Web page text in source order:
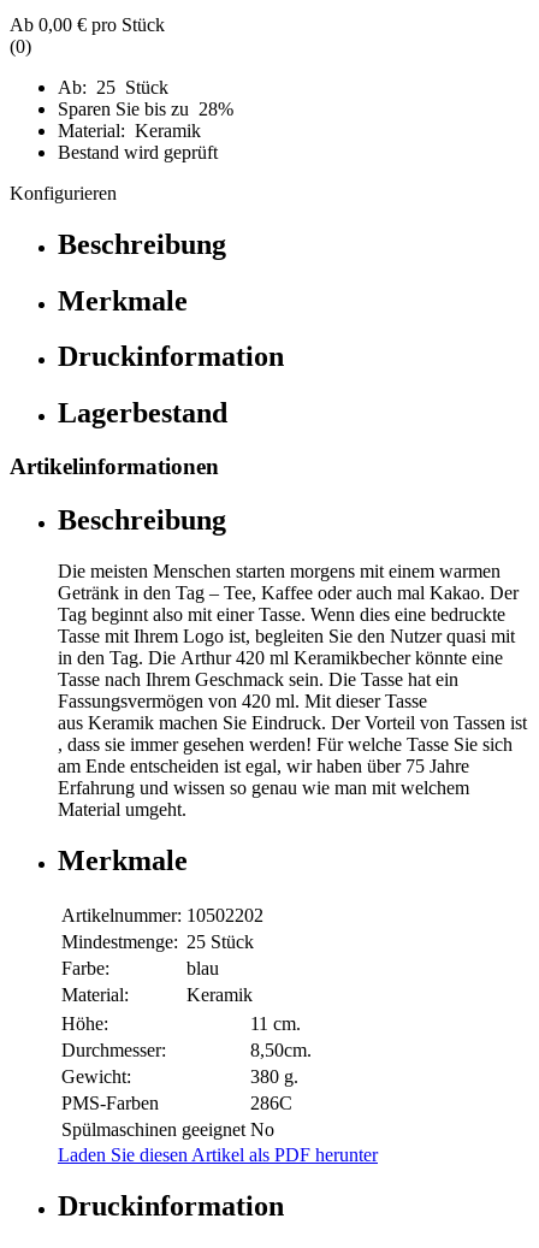
Ab 0,00 € pro Stück
(0)
Ab: 25 Stück
Sparen Sie bis zu 28%
Material: Keramik
Bestand wird geprüft
Konfigurieren
Beschreibung
Merkmale
Druckinformation
Lagerbestand
Artikelinformationen
Beschreibung
Die meisten Menschen starten morgens mit einem warmen
Getränk in den Tag – Tee, Kaffee oder auch mal Kakao. Der
Tag beginnt also mit einer Tasse. Wenn dies eine bedruckte
Tasse mit Ihrem Logo ist, begleiten Sie den Nutzer quasi mit
in den Tag. Die Arthur 420 ml Keramikbecher könnte eine
Tasse nach Ihrem Geschmack sein. Die Tasse hat ein
Fassungsvermögen von 420 ml. Mit dieser Tasse
aus Keramik machen Sie Eindruck. Der Vorteil von Tassen ist
, dass sie immer gesehen werden! Für welche Tasse Sie sich
am Ende entscheiden ist egal, wir haben über 75 Jahre
Erfahrung und wissen so genau wie man mit welchem
Material umgeht.
Merkmale
Artikelnummer: 10502202
Mindestmenge: 25 Stück
Farbe:
blau
Material:
Keramik
Höhe:
11 cm.
Durchmesser:
8,50cm.
Gewicht:
380 g.
PMS-Farben
286C
Spülmaschinen geeignet No
Laden Sie diesen Artikel als PDF herunter
Druckinformation